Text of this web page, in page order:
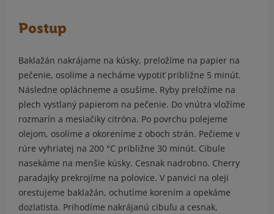
Postup
Baklažán nakrájame na kúsky, preložíme na papier na
pečenie, osolíme a necháme vypotiť približne 5 minút.
Následne opláchneme a osušíme. Ryby preložíme na
plech vystlaný papierom na pečenie. Do vnútra vložíme
rozmarín a mesiačiky citróna. Po povrchu polejeme
olejom, osolíme a okoreníme z oboch strán. Pečieme v
rúre vyhriatej na 200 °C približne 30 minút. Cibule
nasekáme na menšie kúsky. Cesnak nadrobno. Cherry
paradajky prekrojíme na polovice. V panvici na oleji
orestujeme baklažán, ochutíme korením a opekáme
dozlatista. Prihodíme nakrájanú cibuľu a cesnak,